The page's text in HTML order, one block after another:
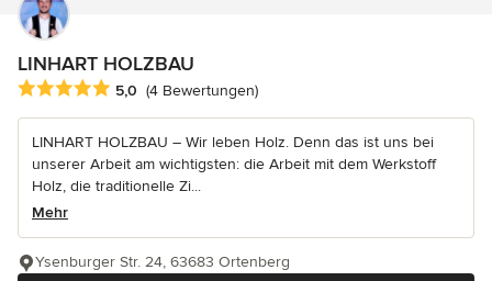
LINHART HOLZBAU
Durchschnittliche Bewertung: 5 von 5 Sternen
5,0 (4 Bewertungen)
LINHART HOLZBAU – Wir leben Holz. Denn das ist uns bei
unserer Arbeit am wichtigsten: die Arbeit mit dem Werkstoff
Holz, die traditionelle Zi...
Mehr
Ysenburger Str. 24, 63683 Ortenberg